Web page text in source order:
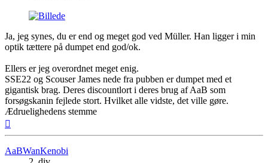
Ja, jeg synes, du er end og meget god ved Müller. Han ligger i min
optik tættere på dumpet end god/ok.
Ellers er jeg overordnet meget enig.
SSE22 og Scouser James nede fra pubben er dumpet med et
gigantisk brag. Deres discountlort i deres brug af AaB som
forsøgskanin fejlede stort. Hvilket alle vidste, det ville gøre.
Ædruelighedens stemme
AaBWanKenobi